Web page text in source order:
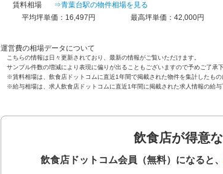
賃料相場
⇒青葉台駅の物件相場を見る
平均坪単価：16,497円
最高坪単価：42,000円
運営費の相場データについて
こちらの情報は日々更新されており、最新の情報がご覧いただけます。
サンプル件数の増減により表現に偏りが出ることもございますので予めご了承下
※賃料相場は、飲食店ドットコムに直近1年間で掲載された物件を集計したもの
※給与相場は、求人飲食店ドットコムに直近1年間に掲載された求人情報の給与
飲食店が得意
飲食店ドットコム会員（無料）になると、